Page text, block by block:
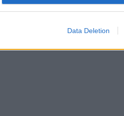
Data Deletion